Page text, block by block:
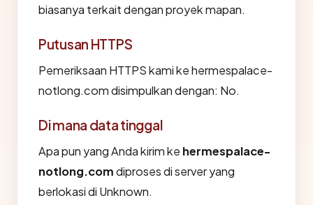
biasanya terkait dengan proyek mapan.
Putusan HTTPS
Pemeriksaan HTTPS kami ke hermespalace-
notlong.com disimpulkan dengan: No.
Di mana data tinggal
Apa pun yang Anda kirim ke hermespalace-
notlong.comdiproses di server yang
berlokasi di Unknown.